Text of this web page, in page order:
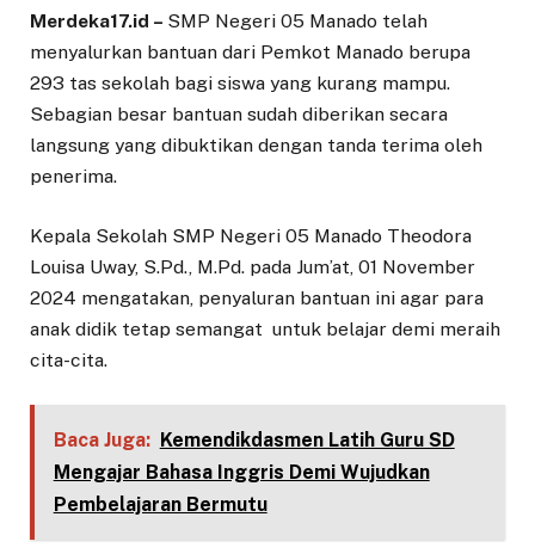
Merdeka17.id – SMP Negeri 05 Manado telah
menyalurkan bantuan dari Pemkot Manado berupa
293 tas sekolah bagi siswa yang kurang mampu.
Sebagian besar bantuan sudah diberikan secara
langsung yang dibuktikan dengan tanda terima oleh
penerima.
Kepala Sekolah SMP Negeri 05 Manado Theodora
Louisa Uway, S.Pd., M.Pd. pada Jum’at, 01 November
2024 mengatakan, penyaluran bantuan ini agar para
anak didik tetap semangat untuk belajar demi meraih
cita-cita.
Baca Juga: Kemendikdasmen Latih Guru SD
Mengajar Bahasa Inggris Demi Wujudkan
Pembelajaran Bermutu